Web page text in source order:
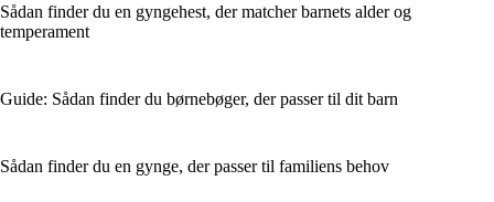
Sådan finder du en gyngehest, der matcher barnets alder og
temperament
Guide: Sådan finder du børnebøger, der passer til dit barn
Sådan finder du en gynge, der passer til familiens behov